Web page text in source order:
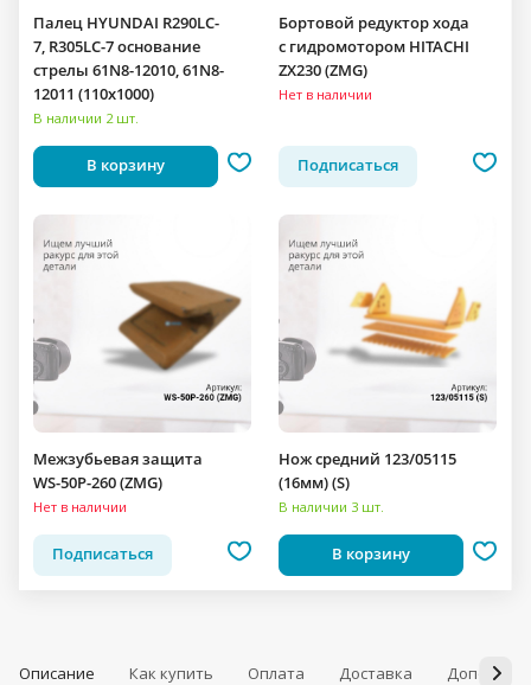
Палец HYUNDAI R290LC-
7, R305LC-7 основание
стрелы 61N8-12010, 61N8-
12011 (110x1000)
В наличии 2 шт.
В корзину
Бортовой редуктор хода
c гидромотором HITACHI
ZX230 (ZMG)
Нет в наличии
Подписаться
Межзубьевая защита
WS-50P-260 (ZMG)
Нет в наличии
Подписаться
Нож средний 123/05115
(16мм) (S)
В наличии 3 шт.
В корзину
Описание Как купить Оплата Доставка